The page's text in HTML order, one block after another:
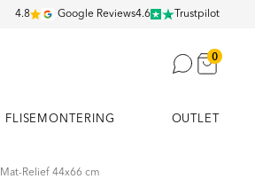
4.8 Google Reviews4.6 Trustpilot
0
FLISEMONTERING OUTLET
Relief 44x66 cm